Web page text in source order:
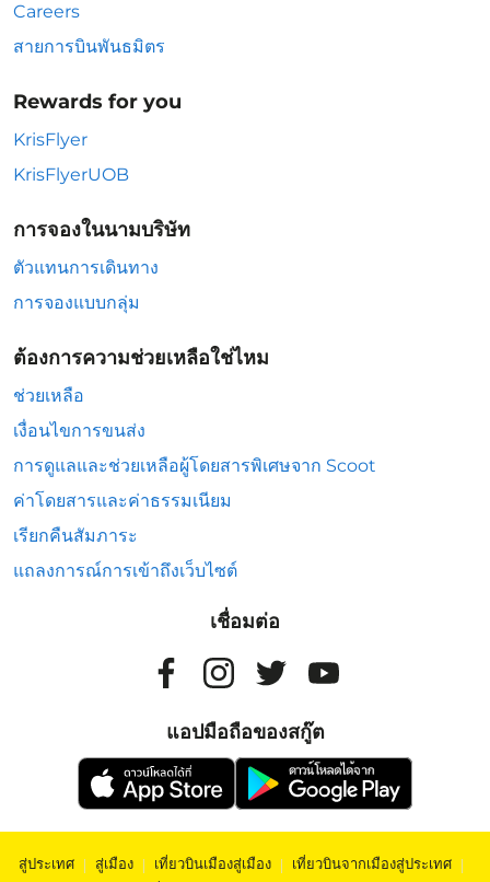
Careers
สายการบินพันธมิตร
Rewards for you
KrisFlyer
KrisFlyerUOB
การจองในนามบริษัท
ตัวแทนการเดินทาง
การจองแบบกลุ่ม
ต้องการความช่วยเหลือใช่ไหม
ช่วยเหลือ
เงื่อนไขการขนส่ง
การดูแลและช่วยเหลือผู้โดยสารพิเศษจาก Scoot
ค่าโดยสารและค่าธรรมเนียม
เรียกคืนสัมภาระ
แถลงการณ์การเข้าถึงเว็บไซต์
เชื่อมต่อ
แอปมือถือของสกู๊ต
สู่ประเทศ | สู่เมือง | เที่ยวบินเมืองสู่เมือง | เที่ยวบินจากเมืองสู่ประเทศ |